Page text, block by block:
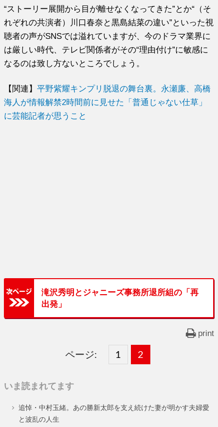
“ストーリー展開から目が離せなくなってきた”とか“（そ
れぞれの共演者）川口春奈と黒島結菜の違い”といった視
聴者の声がSNSでは溢れていますが、今のドラマ業界に
は厳しい時代、テレビ関係者がその“理由付け”に敏感に
なるのは致し方ないところでしょう。
【関連】平野紫耀キンプリ脱退の舞台裏。永瀬廉、高橋
海人が情報解禁2時間前に見せた「普通じゃない仕草」
に芸能記者が思うこと
滝沢秀明とジャニーズ事務所退所組の「再
出発」
print
ページ:
固
ー
1 ,
固
ー
2
いま読まれてます
追悼・中村玉緒。あの勝新太郎を支え続けた妻が明かす夫婦愛
と波乱の人生